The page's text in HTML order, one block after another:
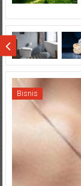
Bisnis